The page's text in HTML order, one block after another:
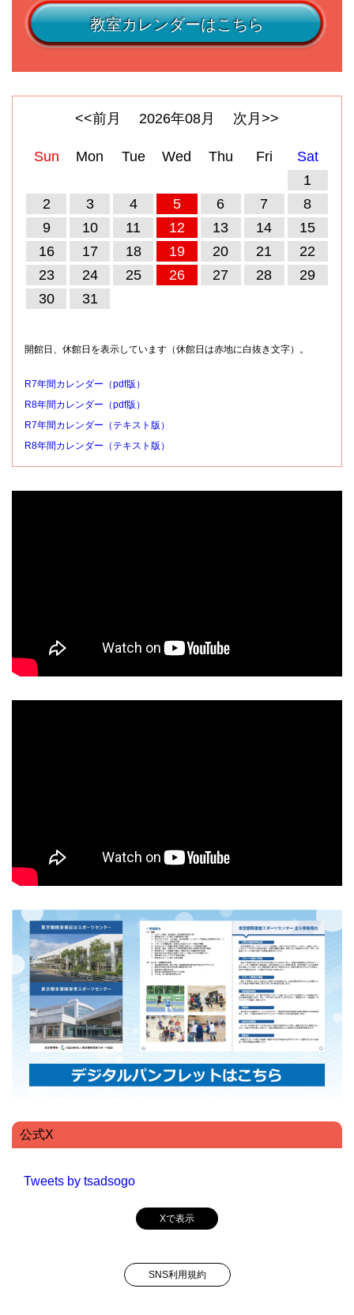
教室カレンダーはこちら
<<前月 2026年08月 次月>>
Sun Mon Tue Wed Thu Fri
Sat
1
2
3 4 5 6 7
8
9
10 11 12 13 14
15
16
17 18 19 20 21
22
23
24 25 26 27 28
29
30
31
開館日、休館日を表示しています（休館日は赤地に白抜き文字）。
R7年間カレンダー（pdf版）
R8年間カレンダー（pdf版）
R7年間カレンダー（テキスト版）
R8年間カレンダー（テキスト版）
公式X
Tweets by tsadsogo
Xで表示
SNS利用規約